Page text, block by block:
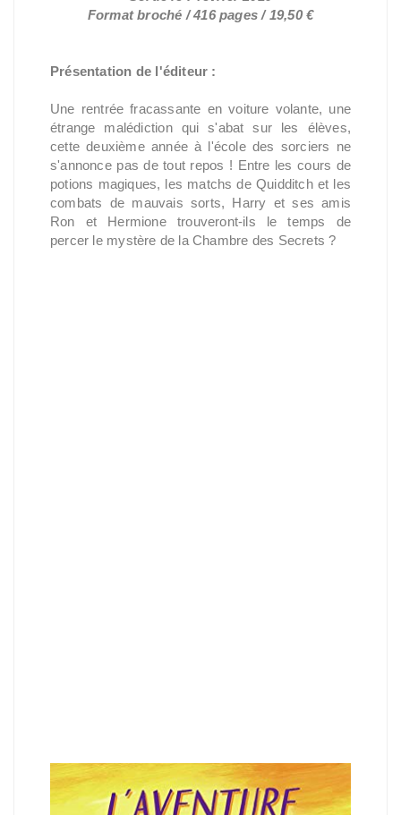
Format broché / 416 pages / 19,50 €
Présentation de l'éditeur :
Une rentrée fracassante en voiture volante, une
étrange malédiction qui s'abat sur les élèves,
cette deuxième année à l'école des sorciers ne
s'annonce pas de tout repos ! Entre les cours de
potions magiques, les matchs de Quidditch et les
combats de mauvais sorts, Harry et ses amis
Ron et Hermione trouveront-ils le temps de
percer le mystère de la Chambre des Secrets ?